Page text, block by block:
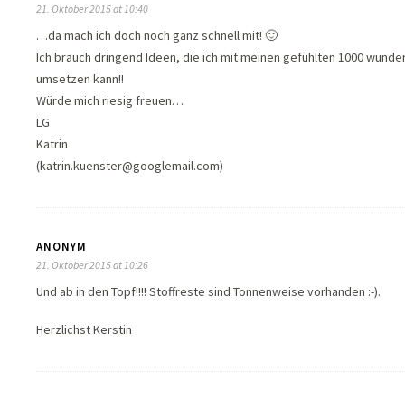
21. Oktober 2015 at 10:40
…da mach ich doch noch ganz schnell mit! 🙂
Ich brauch dringend Ideen, die ich mit meinen gefühlten 1000
umsetzen kann!!
Würde mich riesig freuen…
LG
Katrin
(katrin.kuenster@googlemail.com)
ANONYM
21. Oktober 2015 at 10:26
Und ab in den Topf!!!! Stoffreste sind Tonnenweise vorhanden :-).
Herzlichst Kerstin